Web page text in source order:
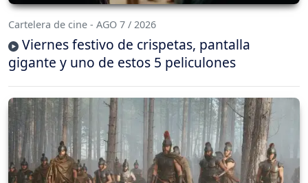
Cartelera de cine - AGO 7 / 2026
Viernes festivo de crispetas, pantalla
gigante y uno de estos 5 peliculones